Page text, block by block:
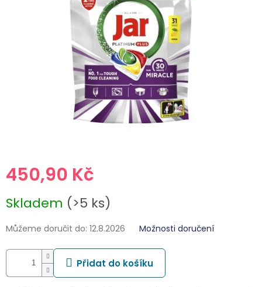
450,90 Kč
cena:
Skladem (>5 ks)
Můžeme doručit do: 12.8.2026 Možnosti doručení
Přidat do košíku